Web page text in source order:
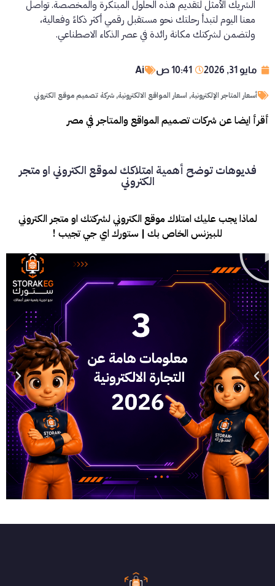
الشريك الأمثل لتقديم هذه الحلول المبتكرة والمخصصة. تواصل
معنا اليوم لتبدأ رحلتك نحو مستقبل رقمي أكثر ذكاءً وفعالية،
ولتضمن لشركتك مكانة رائدة في عصر الذكاء الاصطناعي.
مايو 31, 2026 10:41 ص Ai
أسعار المتاجر الإلكترونية, اسعار المواقع الالكترونية, شركة تصميم موقع الكتروني
أقرأ ايضا عن شركات تصميم المواقع والمتاجر في مصر
فديوهات توضح أهمية امتلاكك لموقع الكتروني او متجر
الكتروني
لماذا يجب عليك امتلاك موقع الكتروني لشركتك او متجر الكتروني
للبيزنس الخاص بك | ستورك اي جي تجيب !